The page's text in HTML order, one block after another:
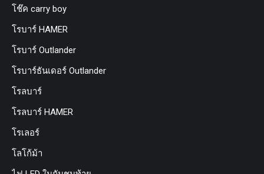
โช๊ค carry boy
โรบาร์ HAMER
โรบาร์ Outlander
โรบาร์ธันเดอร์ Outlander
โรลบาร์
โรลบาร์ HAMER
โรเลอร์
โลโก้ม้า